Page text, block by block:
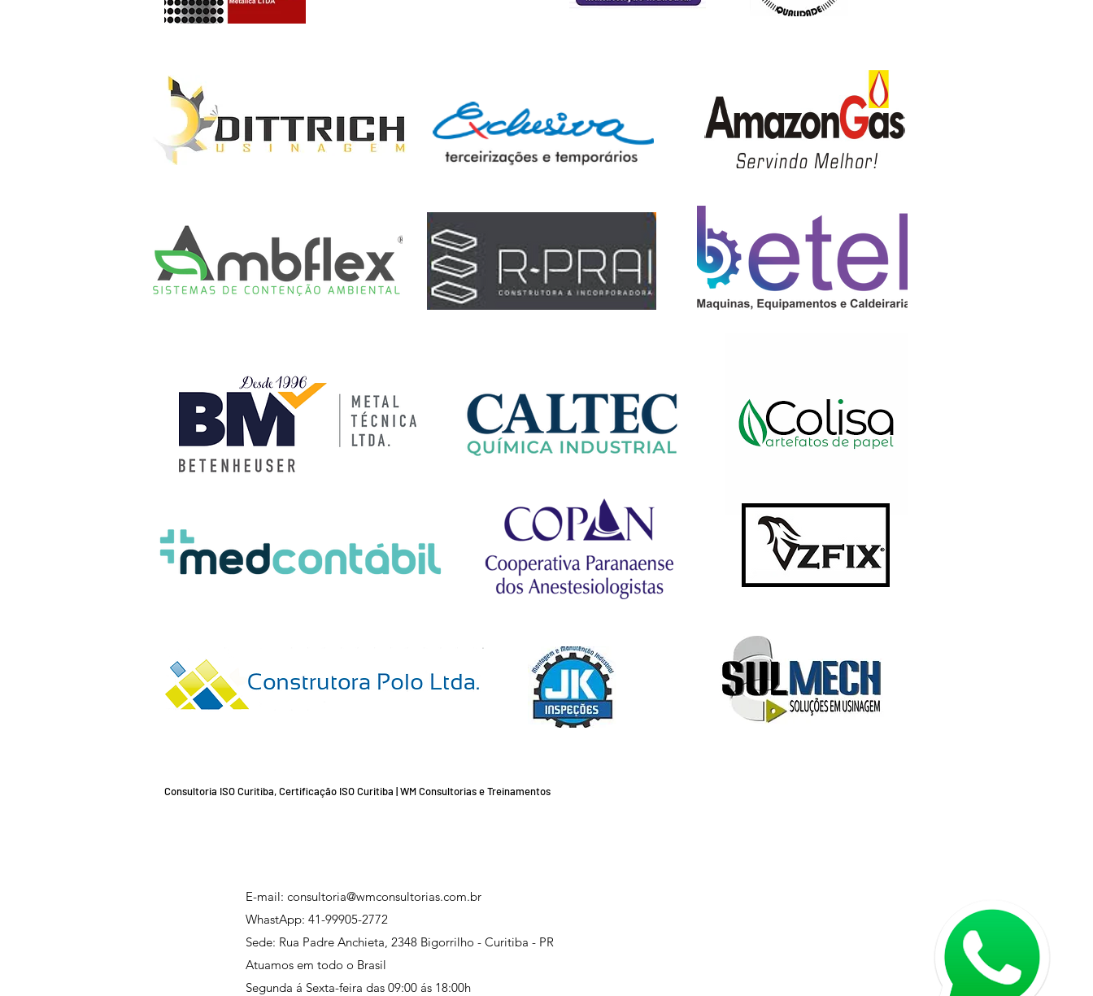
Consultoria ISO Curitiba, Certificação ISO Curitiba | WM Consultorias e Treinamentos
E-mail: consultoria@wmconsultorias.com.br
WhastApp: 41-99905-2772
Sede: Rua Padre Anchieta, 2348 Bigorrilho - Curitiba - PR
Atuamos em todo o Brasil
Segunda á Sexta-feira das 09:00 ás 18:00h